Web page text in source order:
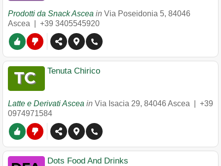
Prodotti da Snack Ascea in Via Poseidonia 5, 84046
Ascea
+39 3405545920
Tenuta Chirico
Latte e Derivati Ascea in Via Isacia 29, 84046 Ascea
+39
0974971584
Dots Food And Drinks